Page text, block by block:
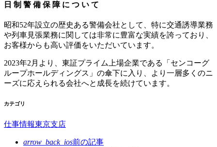
⽇ 制 警 備 保 障 に つ い て
昭和52年設⽴の歴史ある警備会社として、特に交通誘導業務
や列⾞⾒張業務に関しては⾮常に豊富な実績を誇っており、
お客様からも⾼い評価をいただいています。
2023年2⽉より、東証プライム上場企業である「センコーグ
ループホールディングス」の傘下に⼊り、より⼀層多くのニ
ーズに応えられる会社へと成⻑を続けています。
カテゴリ
仕事情報東京支店
arrow_back_ios前の記事